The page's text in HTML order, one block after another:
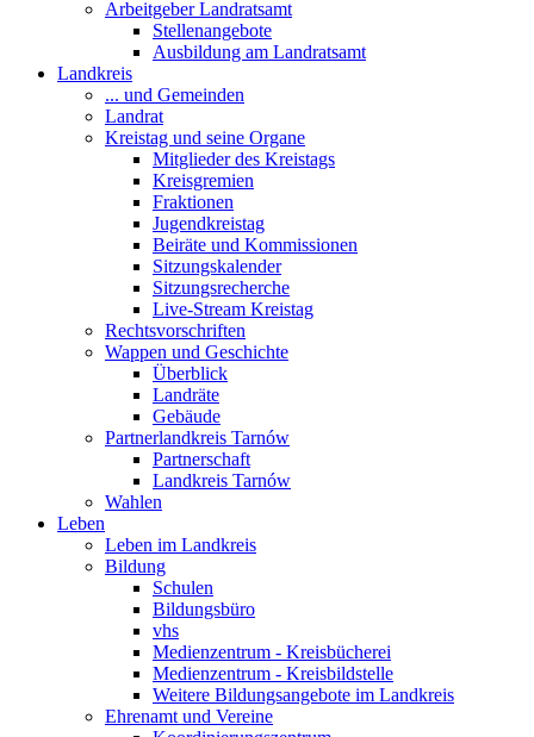
Arbeitgeber Landratsamt
Stellenangebote
Ausbildung am Landratsamt
Landkreis
... und Gemeinden
Landrat
Kreistag und seine Organe
Mitglieder des Kreistags
Kreisgremien
Fraktionen
Jugendkreistag
Beiräte und Kommissionen
Sitzungskalender
Sitzungsrecherche
Live-Stream Kreistag
Rechtsvorschriften
Wappen und Geschichte
Überblick
Landräte
Gebäude
Partnerlandkreis Tarnów
Partnerschaft
Landkreis Tarnów
Wahlen
Leben
Leben im Landkreis
Bildung
Schulen
Bildungsbüro
vhs
Medienzentrum - Kreisbücherei
Medienzentrum - Kreisbildstelle
Weitere Bildungsangebote im Landkreis
Ehrenamt und Vereine